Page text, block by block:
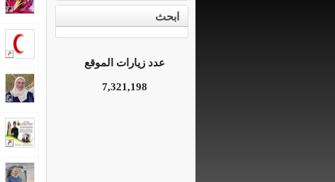
ابحث
عدد زيارات الموقع
7,321,198